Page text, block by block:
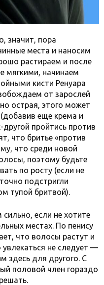
значит, пора
места и наносим
растираем и после
мягкими, начинаем
кисти Ренуара
от зарослей
острая, этого может
еще крема и
пройтись против
что бритье «против
что среди новой
поэтому будьте
по росту (если не
подстригли
тупой бритвой).
если не хотите
местах. По пенису
что волосы растут и
не следует —
здесь для другого. С
половой член гораздо